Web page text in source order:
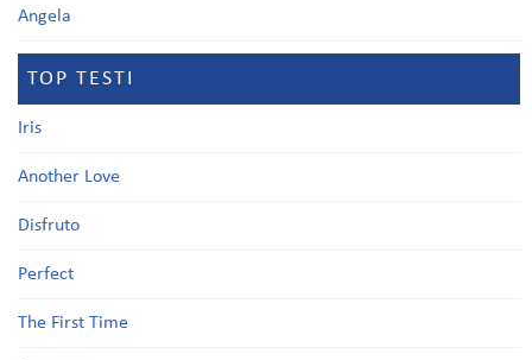
Angela
TOP TESTI
Iris
Another Love
Disfruto
Perfect
The First Time